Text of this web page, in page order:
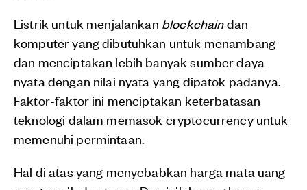
Listrik untuk menjalankan blockchaindan
komputer yang dibutuhkan untuk menambang
dan menciptakan lebih banyak sumber daya
nyata dengan nilai nyata yang dipatok padanya.
Faktor-faktor ini menciptakan keterbatasan
teknologi dalam memasok cryptocurrency untuk
memenuhi permintaan.
Hal di atas yang menyebabkan harga mata uang